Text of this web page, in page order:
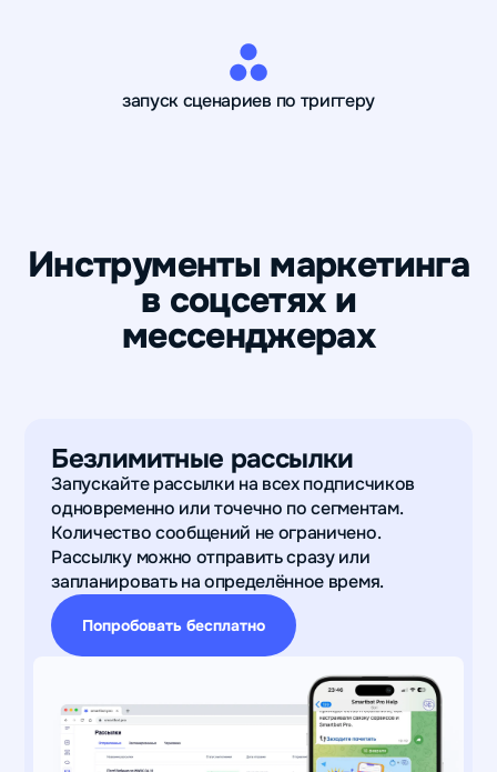
запуск сценариев по триггеру
Инструменты маркетинга
в соцсетях и
мессенджерах
Безлимитные рассылки
Запускайте рассылки на всех подписчиков
одновременно или точечно по сегментам.
Количество сообщений не ограничено.
Рассылку можно отправить сразу или
запланировать на определённое время.
Попробовать бесплатно